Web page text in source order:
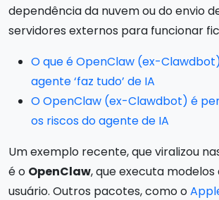
dependência da nuvem ou do envio
servidores externos para funcionar
O que é OpenClaw (ex-
agente ‘faz tudo’ de IA
O OpenClaw (ex-Clawdbot) é
os riscos do agente de IA
Um exemplo recente, que viralizou
é o OpenClaw, que executa modelos
usuário. Outros pacotes, como o